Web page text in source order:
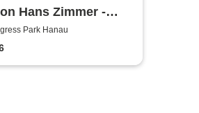
Hans Zimmer -
Lords of the
Park Hanau